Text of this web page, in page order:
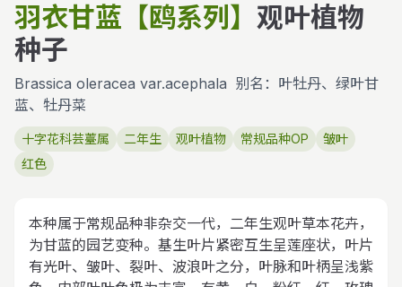
羽衣甘蓝【鸥系列】 观叶植物
种子
Brassica oleracea var.acephala 别名：叶牡丹、绿叶甘
蓝、牡丹菜
十字花科芸薹属 二年生 观叶植物 常规品种OP
皱叶
红色
本种属于常规品种非杂交一代，二年生观叶草本花卉，
为甘蓝的园艺变种。基生叶片紧密互生呈莲座状，叶片
有光叶、皱叶、裂叶、波浪叶之分，叶脉和叶柄呈浅紫